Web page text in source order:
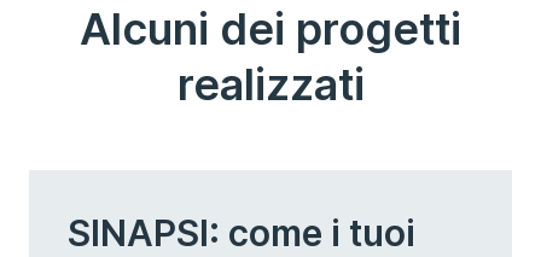
Alcuni dei progetti
realizzati
SINAPSI: come i tuoi